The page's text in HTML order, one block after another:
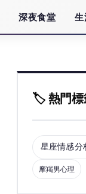
深夜食堂 生
🏷️ 熱門標
星座情感分
摩羯男心理